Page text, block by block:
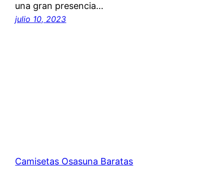
una gran presencia…
julio 10, 2023
Camisetas Osasuna Baratas